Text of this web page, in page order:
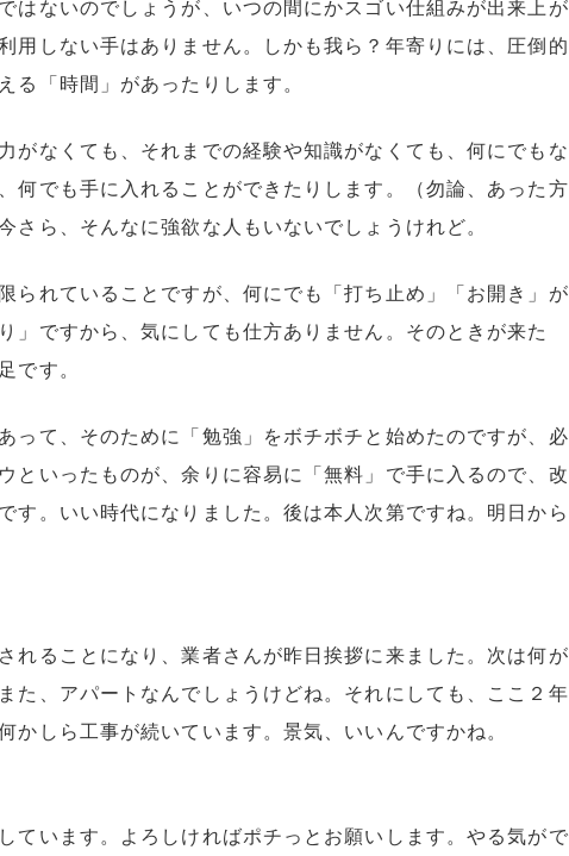
はないのでしょうが、いつの間にかスゴい仕組みが出来上が
用しない手はありません。しかも我ら？年寄りには、圧倒的
る「時間」があったりします。
がなくても、それまでの経験や知識がなくても、何にでもな
何でも手に入れることができたりします。（勿論、あった方
ら、そんなに強欲な人もいないでしょうけれど。
られていることですが、何にでも「打ち止め」「お開き」が
」ですから、気にしても仕方ありません。そのときが来た
です。
って、そのために「勉強」をボチボチと始めたのですが、必
といったものが、余りに容易に「無料」で手に入るので、改
す。いい時代になりました。後は本人次第ですね。明日から
れることになり、業者さんが昨日挨拶に来ました。次は何が
た、アパートなんでしょうけどね。それにしても、ここ２年
かしら工事が続いています。景気、いいんですかね。
ています。よろしければポチっとお願いします。やる気がで